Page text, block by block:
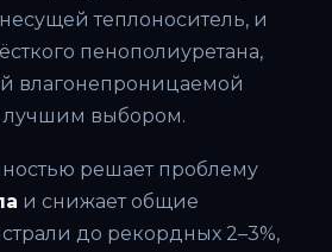
теплоноситель, и
пенополиуретана,
влагонепроницаемой
лучшим выбором.
решает проблему
и снижает общие
до рекордных 2–3%,